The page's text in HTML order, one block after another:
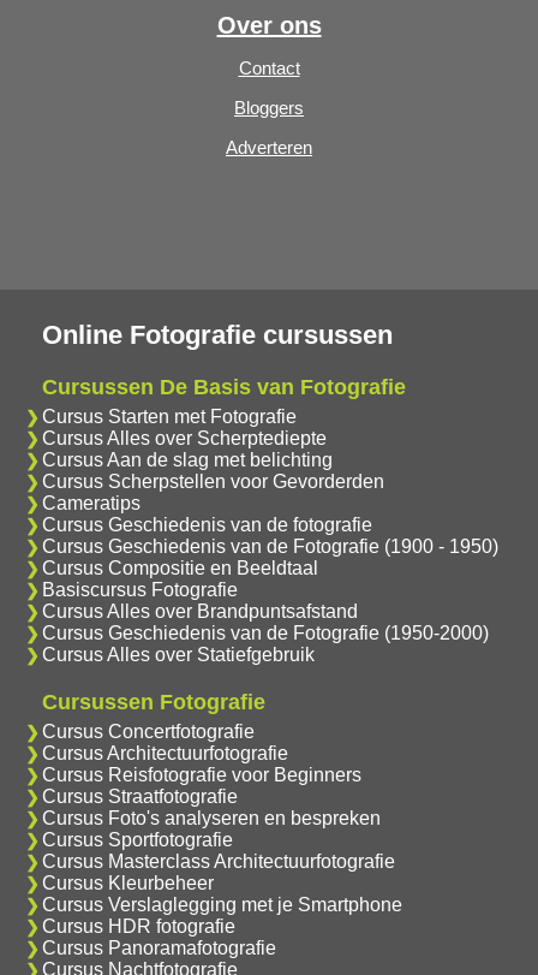
Over ons
Contact
Bloggers
Adverteren
Online Fotografie cursussen
Cursussen De Basis van Fotografie
Cursus Starten met Fotografie
Cursus Alles over Scherptediepte
Cursus Aan de slag met belichting
Cursus Scherpstellen voor Gevorderden
Cameratips
Cursus Geschiedenis van de fotografie
Cursus Geschiedenis van de Fotografie (1900 - 1950)
Cursus Compositie en Beeldtaal
Basiscursus Fotografie
Cursus Alles over Brandpuntsafstand
Cursus Geschiedenis van de Fotografie (1950-2000)
Cursus Alles over Statiefgebruik
Cursussen Fotografie
Cursus Concertfotografie
Cursus Architectuurfotografie
Cursus Reisfotografie voor Beginners
Cursus Straatfotografie
Cursus Foto's analyseren en bespreken
Cursus Sportfotografie
Cursus Masterclass Architectuurfotografie
Cursus Kleurbeheer
Cursus Verslaglegging met je Smartphone
Cursus HDR fotografie
Cursus Panoramafotografie
Cursus Nachtfotografie